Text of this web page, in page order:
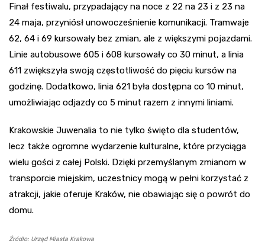
Finał festiwalu, przypadający na noce z 22 na 23 i z 23 na
24 maja, przyniósł unowocześnienie komunikacji. Tramwaje
62, 64 i 69 kursowały bez zmian, ale z większymi pojazdami.
Linie autobusowe 605 i 608 kursowały co 30 minut, a linia
611 zwiększyła swoją częstotliwość do pięciu kursów na
godzinę. Dodatkowo, linia 621 była dostępna co 10 minut,
umożliwiając odjazdy co 5 minut razem z innymi liniami.
Krakowskie Juwenalia to nie tylko święto dla studentów,
lecz także ogromne wydarzenie kulturalne, które przyciąga
wielu gości z całej Polski. Dzięki przemyślanym zmianom w
transporcie miejskim, uczestnicy mogą w pełni korzystać z
atrakcji, jakie oferuje Kraków, nie obawiając się o powrót do
domu.
Źródło: Urząd Miasta Krakowa